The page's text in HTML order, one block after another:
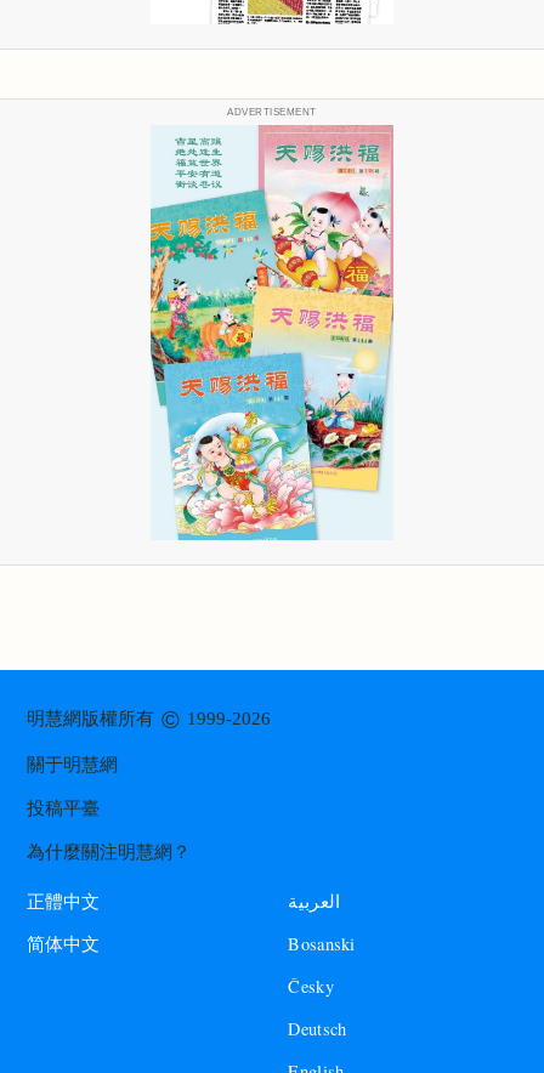
ADVERTISEMENT
明慧網版權所有© 1999-2026
關于明慧網
投稿平臺
為什麼關注明慧網？
正體中文
简体中文
العربية
Bosanski
Česky
Deutsch